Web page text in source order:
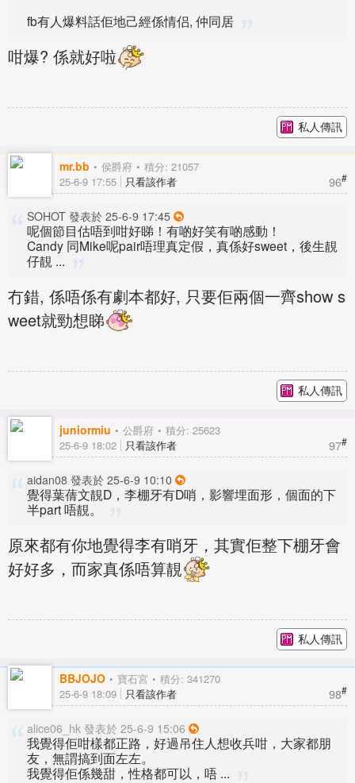
fb有人爆料話佢地己經係情侣, 仲同居
咁爆? 係就好啦
私人傳訊
mr.bb 侯爵府 積分: 21057
96#
25-6-9 17:55 只看該作者
SOHOT 發表於 25-6-9 17:45
呢個節目估唔到咁好睇！有啲好笑有啲感動！
Candy 同Mike呢pair唔理真定假，真係好sweet，後生靚
仔靚 ...
冇錯, 係唔係有劇本都好, 只要佢兩個一齊show s
weet就勁想睇
私人傳訊
juniormiu 公爵府 積分: 25623
97#
25-6-9 18:02 只看該作者
aidan08 發表於 25-6-9 10:10
覺得葉蒨文靚D，李棚牙有D哨，影響埋面形，個面的下
半part 唔靚。
原來都有你地覺得李有哨牙，其實佢整下棚牙會
好好多，而家真係唔算靚
私人傳訊
BBJOJO 寶石宮 積分: 341270
98#
25-6-9 18:09 只看該作者
alice06_hk 發表於 25-6-9 15:06
我覺得佢咁樣都正路，好過吊住人想收兵咁，大家都朋
友，無謂搞到面左左。
我覺得佢係幾甜，性格都可以，唔 ...